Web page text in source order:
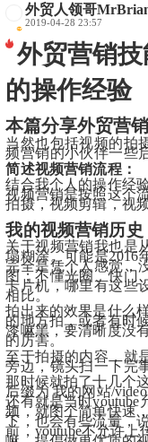
外贸人领哥
2019-04-28 23:57
外贸营销
的操作经验
本篇分享外贸营
当然也包括视频的拍
频营销的小伙伴一些
简述视频营销流程：
结合我个人的操作经
视频营销是按照这个
拍摄，视频剪辑，视
我的视频营销历史
关于视频营销我也是
塌糊涂。可能是2016
完全是凭个人感觉，
图；不懂光圈、快门
卡片机，哪里有这些
相比。
拍出来的效果是什么
的地方拍，或者有时
漆嘛黑，要清晰度没
的厉害。
至于拍摄的内容，就
旁边，镜头扫一下完
那时候就拍了十几个
后缀为 我的网站/
还有就是当时
频，就图个简单快速
下，也会有些流量，
前，youtube不允许